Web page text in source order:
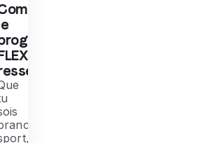
qui te